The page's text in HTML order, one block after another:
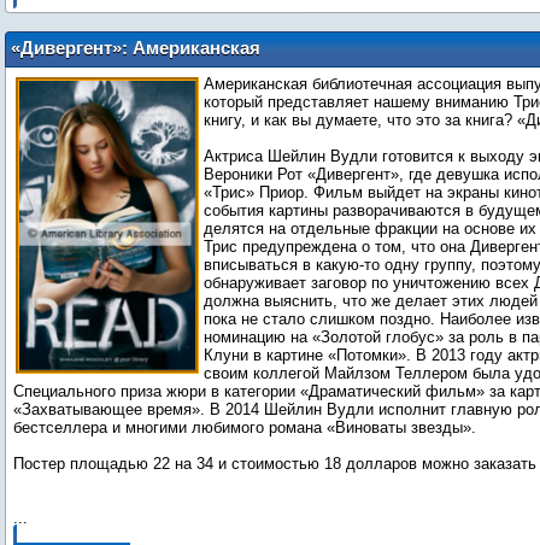
«Дивергент»: Американская
библиотечная ассоциация выпустила
Американская библиотечная ассоциация
который представляет нашему вниманию
книгу, и как вы думаете, что это за книга?
Актриса Шейлин Вудли готовится к выходу
Вероники Рот «Дивергент», где девушка
«Трис» Приор. Фильм выйдет на экраны
события картины разворачиваются в
делятся на отдельные фракции на основе
Трис предупреждена о том, что она
вписываться в какую-то одну группу,
обнаруживает заговор по уничтожению всех
должна выяснить, что же делает этих
пока не стало слишком поздно. Наиболее
номинацию на «Золотой глобус» за роль в
Клуни в картине «Потомки». В 2013 году
своим коллегой Майлзом Теллером была
Специального приза жюри в категории «Драматический фильм» за
«Захватывающее время». В 2014 Шейлин Вудли исполнит главную
бестселлера и многими любимого романа «Виноваты звезды».
Постер площадью 22 на 34 и стоимостью 18 долларов можно заказать
...